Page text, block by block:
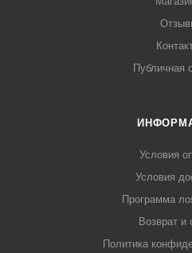
Публичная
Условия
Условия
Программа
Возврат и
Политика